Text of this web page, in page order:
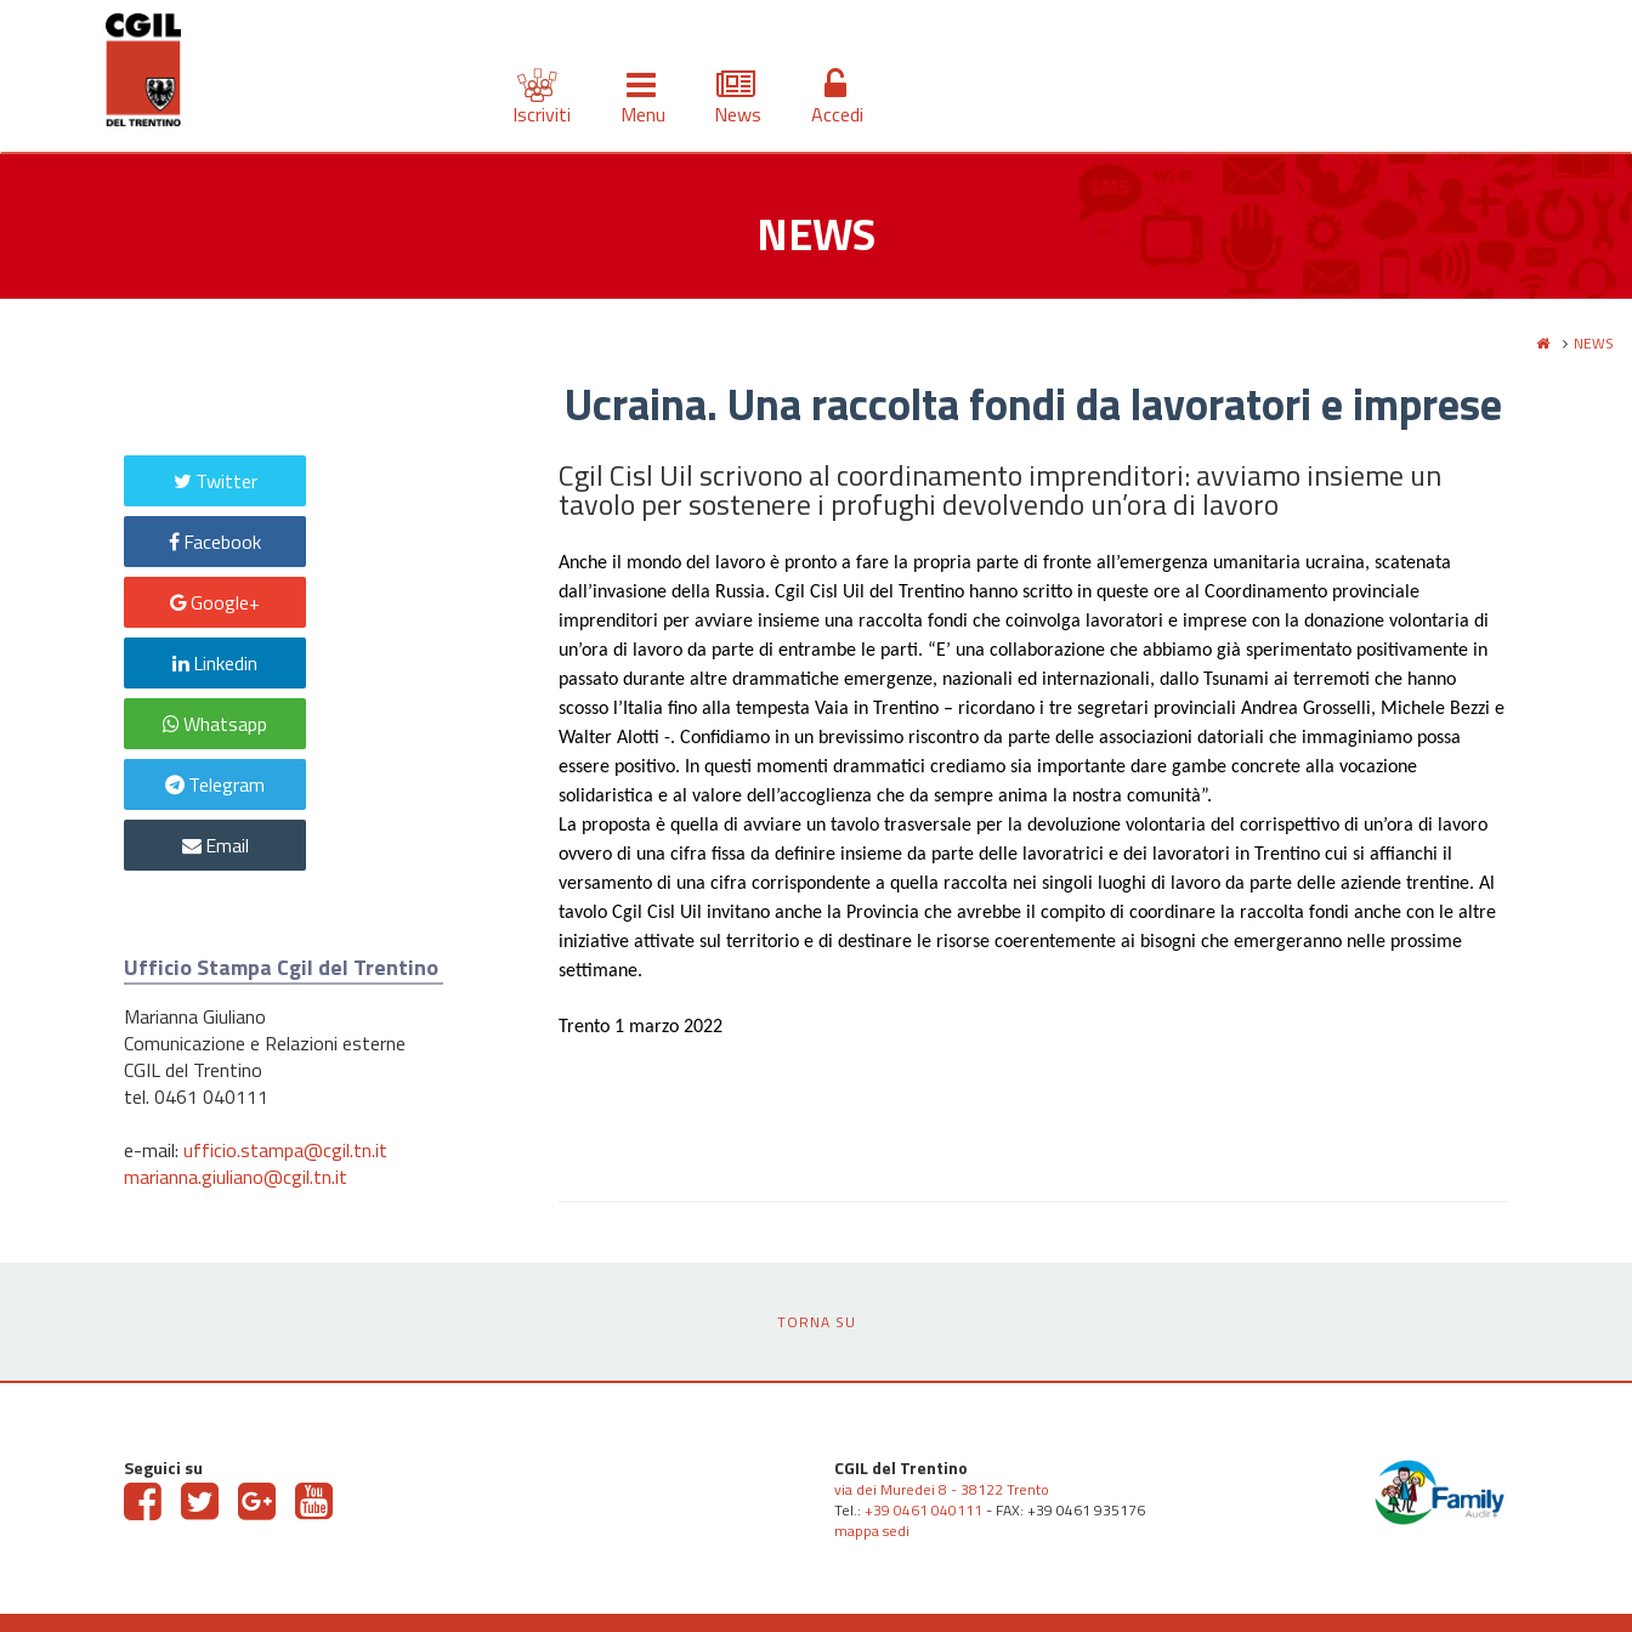
Iscriviti Menu News Accedi
NEWS
NEWS
Ucraina. Una raccolta fondi da lavoratori e imprese
Cgil Cisl Uil scrivono al coordinamento imprenditori: avviamo insieme un
tavolo per sostenere i profughi devolvendo un’ora di lavoro
Anche il mondo del lavoro è pronto a fare la propria parte di fronte all’emergenza umanitaria ucraina, scatenata
dall’invasione della Russia. Cgil Cisl Uil del Trentino hanno scritto in queste ore al Coordinamento provinciale
imprenditori per avviare insieme una raccolta fondi che coinvolga lavoratori e imprese con la donazione volontaria di
un’ora di lavoro da parte di entrambe le parti. “E’ una collaborazione che abbiamo già sperimentato positivamente in
passato durante altre drammatiche emergenze, nazionali ed internazionali, dallo Tsunami ai terremoti che hanno
scosso l’Italia fino alla tempesta Vaia in Trentino – ricordano i tre segretari provinciali Andrea Grosselli, Michele Bezzi e
Walter Alotti -. Confidiamo in un brevissimo riscontro da parte delle associazioni datoriali che immaginiamo possa
essere positivo. In questi momenti drammatici crediamo sia importante dare gambe concrete alla vocazione
solidaristica e al valore dell’accoglienza che da sempre anima la nostra comunità”.
La proposta è quella di avviare un tavolo trasversale per la devoluzione volontaria del corrispettivo di un’ora di lavoro
ovvero di una cifra fissa da definire insieme da parte delle lavoratrici e dei lavoratori in Trentino cui si affianchi il
versamento di una cifra corrispondente a quella raccolta nei singoli luoghi di lavoro da parte delle aziende trentine. Al
tavolo Cgil Cisl Uil invitano anche la Provincia che avrebbe il compito di coordinare la raccolta fondi anche con le altre
iniziative attivate sul territorio e di destinare le risorse coerentemente ai bisogni che emergeranno nelle prossime
settimane.
Trento 1 marzo 2022
Twitter
Facebook
Google+
Linkedin
Whatsapp
Telegram
Email
Ufficio Stampa Cgil del Trentino
Marianna Giuliano
Comunicazione e Relazioni esterne
CGIL del Trentino
tel. 0461 040111
e-mail: ufficio.stampa@cgil.tn.it
marianna.giuliano@cgil.tn.it
TORNA SU
Seguici su CGIL del Trentino
via dei Muredei 8 - 38122 Trento
Tel.: +39 0461 040111 - FAX: +39 0461 935176
mappa sedi